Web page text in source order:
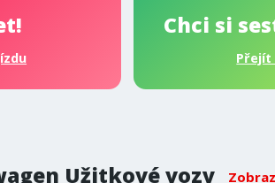
Chci si
Užitkové vozy